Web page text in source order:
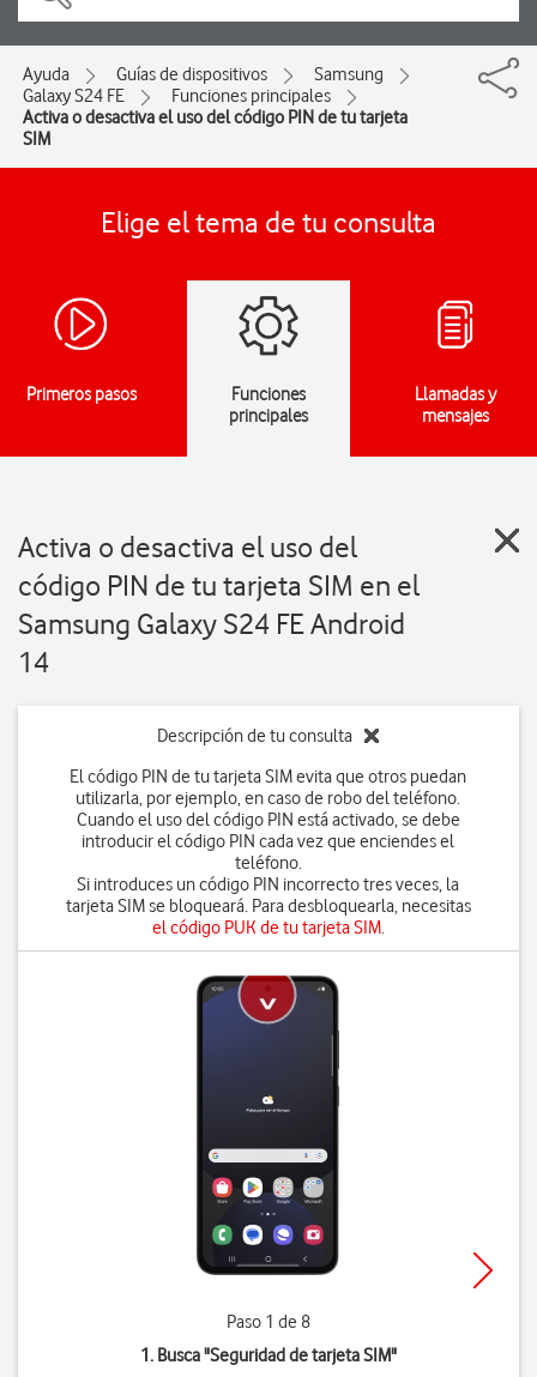
Ayuda Guías de dispositivos
Samsung
Galaxy S24 FE
Funciones principales
Activa o desactiva el uso del código PIN de tu tarjeta
SIM
Elige el tema de tu consulta
Primeros pasos
Funciones
principales
Llamadas y
mensajes
Activa o desactiva el uso del
código PIN de tu tarjeta SIM en el
Samsung Galaxy S24 FE Android
14
Descripción de tu consulta
El código PIN de tu tarjeta SIM evita que otros puedan
utilizarla, por ejemplo, en caso de robo del teléfono.
Cuando el uso del código PIN está activado, se debe
introducir el código PIN cada vez que enciendes el
teléfono.
Si introduces un código PIN incorrecto tres veces, la
tarjeta SIM se bloqueará. Para desbloquearla, necesitas
el código PUK de tu tarjeta SIM.
Paso 1 de 8
1. Busca "Seguridad de tarjeta SIM"